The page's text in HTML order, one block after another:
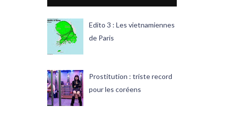
Edito 3 : Les vietnamiennes
de Paris
Prostitution : triste record
pour les coréens